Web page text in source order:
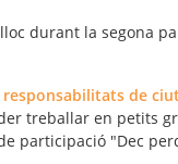
durant la segona
de
treballar en petits
participació "Dec